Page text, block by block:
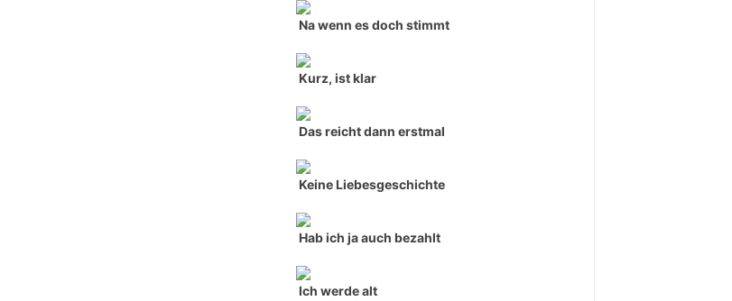
Na wenn es doch stimmt
Kurz, ist klar
Das reicht dann erstmal
Keine Liebesgeschichte
Hab ich ja auch bezahlt
Ich werde alt